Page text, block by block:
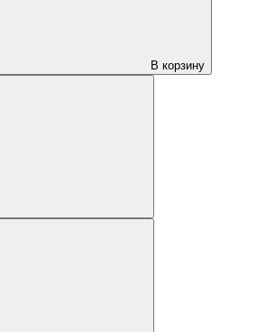
В корзину